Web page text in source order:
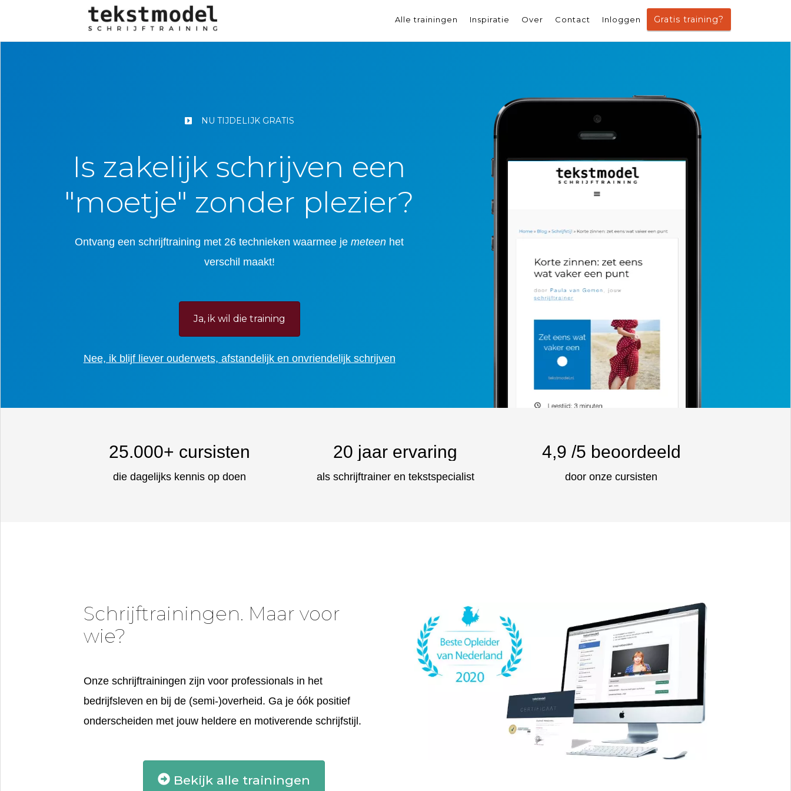
Alle trainingen Inspiratie Over Contact Inloggen Gratis training?
NU TIJDELIJK GRATIS
Is zakelijk schrijven een
"moetje" zonder plezier?
Ontvang een schrijftraining met 26 technieken waarmee jemeteen het
verschil maakt!
Ja, ik wil die training
Nee, ik blijf liever ouderwets, afstandelijk en onvriendelijk schrijven
25.000+ cursisten
die dagelijks kennis op doen
20 jaar ervaring
als schrijftrainer en tekstspecialist
4,9 /5 beoordeeld
door onze cursisten
Schrijftrainingen. Maar voor
wie?
Onze schrijftrainingen zijn voor professionals in het
bedrijfsleven en bij de (semi-)overheid. Ga je óók positief
onderscheiden met jouw heldere en motiverende schrijfstijl.
Bekijk alle trainingen